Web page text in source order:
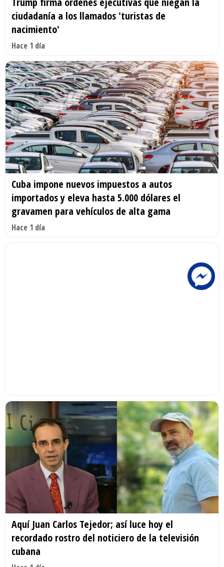
ciudadanía a los llamados 'turistas de
nacimiento'
Hace 1 día
Cuba impone nuevos impuestos a autos
importados y eleva hasta 5.000 dólares el
gravamen para vehículos de alta gama
Hace 1 día
Aquí Juan Carlos Tejedor; así luce hoy el
recordado rostro del noticiero de la televisión
cubana